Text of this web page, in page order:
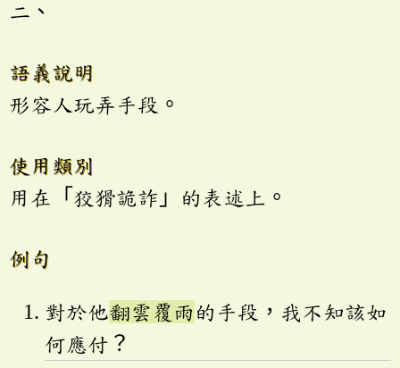
二、
語義說明
形容人玩弄手段。
使用類別
用在「狡猾詭詐」的表述上。
例句
對於他翻雲覆雨 的手段，我不知該如
何應付？